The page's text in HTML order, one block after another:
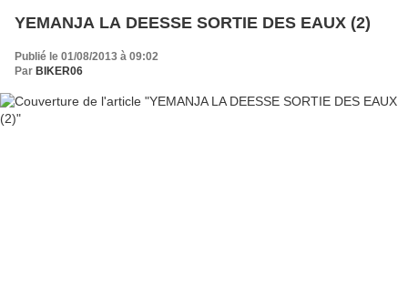
YEMANJA LA DEESSE SORTIE DES EAUX (2)
Publié le 01/08/2013 à 09:02
Par BIKER06